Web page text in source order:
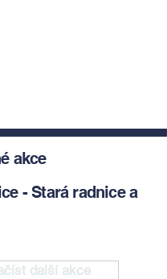
akce
- Stará radnice a
další akce